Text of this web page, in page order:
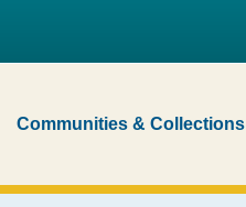
Communities & Collections